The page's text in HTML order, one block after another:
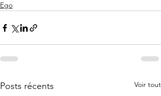
Ego
Posts récents Voir tout